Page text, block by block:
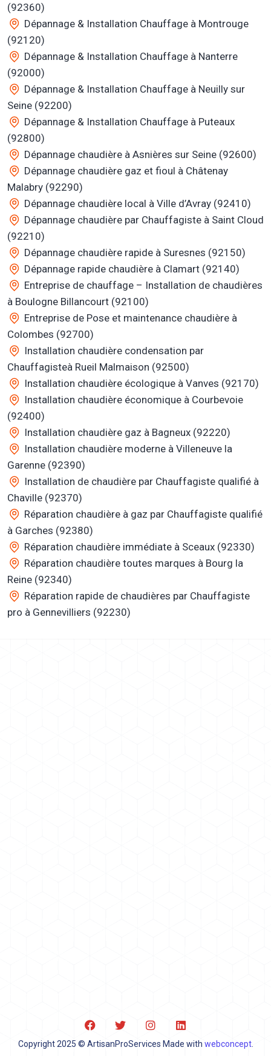
(92360)
Dépannage & Installation Chauffage à Montrouge
(92120)
Dépannage & Installation Chauffage à Nanterre
(92000)
Dépannage & Installation Chauffage à Neuilly sur
Seine (92200)
Dépannage & Installation Chauffage à Puteaux
(92800)
Dépannage chaudière à Asnières sur Seine (92600)
Dépannage chaudière gaz et fioul à Châtenay
Malabry (92290)
Dépannage chaudière local à Ville d’Avray (92410)
Dépannage chaudière par Chauffagiste à Saint Cloud
(92210)
Dépannage chaudière rapide à Suresnes (92150)
Dépannage rapide chaudière à Clamart (92140)
Entreprise de chauffage – Installation de chaudières
à Boulogne Billancourt (92100)
Entreprise de Pose et maintenance chaudière à
Colombes (92700)
Installation chaudière condensation par
Chauffagisteà Rueil Malmaison (92500)
Installation chaudière écologique à Vanves (92170)
Installation chaudière économique à Courbevoie
(92400)
Installation chaudière gaz à Bagneux (92220)
Installation chaudière moderne à Villeneuve la
Garenne (92390)
Installation de chaudière par Chauffagiste qualifié à
Chaville (92370)
Réparation chaudière à gaz par Chauffagiste qualifié
à Garches (92380)
Réparation chaudière immédiate à Sceaux (92330)
Réparation chaudière toutes marques à Bourg la
Reine (92340)
Réparation rapide de chaudières par Chauffagiste
pro à Gennevilliers (92230)
23, rue de Bretagne 92600 Asnières sur Seine
Copyright 2025 © ArtisanProServices Made with webconcept.